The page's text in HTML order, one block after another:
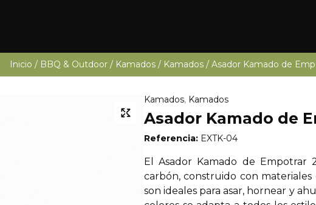
Inicio / BBQ & Outdoor / Kamados / Kamados / Asador Kamado de
Kamados, Kamados
Asador Kamado de
Referencia:EXTK-04
El Asador Kamado de Empotrar
carbón, construido con materiales
son ideales para asar, hornear y